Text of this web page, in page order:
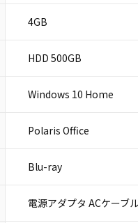
4GB
HDD 500GB
Windows 10 Home
Polaris Office
Blu-ray
電源アダプタ ACケーブ